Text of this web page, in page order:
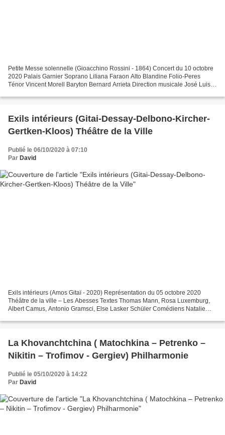
Petite Messe solennelle (Gioacchino Rossini - 1864) Concert du 10 octobre
2020 Palais Garnier Soprano Liliana Faraon Alto Blandine Folio-Peres
Ténor Vincent Morell Baryton Bernard Arrieta Direction musicale José Luis
Exils intérieurs (Gitai-Dessay-Delbono-Kircher-
Gertken-Kloos) Théâtre de la Ville
Publié le 06/10/2020 à 07:10
Par David
Exils intérieurs (Amos Gitaï - 2020) Représentation du 05 octobre 2020
Théâtre de la ville – Les Abesses Textes Thomas Mann, Rosa Luxemburg,
Albert Camus, Antonio Gramsci, Else Lasker Schüler Comédiens Natalie
La Khovanchtchina ( Matochkina – Petrenko –
Nikitin – Trofimov - Gergiev) Philharmonie
Publié le 05/10/2020 à 14:22
Par David